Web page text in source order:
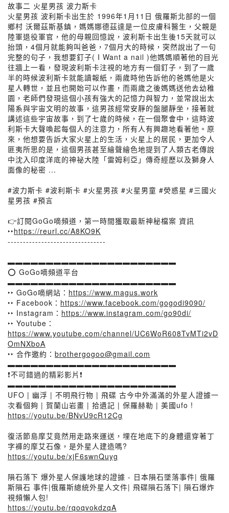
故事二 火星男孩 波力斯卡
火星男孩 波利斯卡出生於 1996年1月11日 俄羅斯北部的一個
鄉村 沃爾茲斯基鎮，媽媽娜德茲達是一位皮膚科醫生，父親是
陸軍退役軍官，他的母親回憶說，波利斯卡出生後15天就可以
抬頭，4個月就能夠叫爸爸，7個月大的時候，突然說出了一句
完整的句子，我想要釘子( I Want a nail )他媽媽順著他的目光
往牆上一看，發現波利斯卡注視的地方有一個釘子，到了一歲
半的時候波利斯卡就能讀報紙，兩歲時他告訴他的爸媽他是火
星人轉世，並且也開始可以作畫，而兩歲之後媽媽送他去幼稚
園，老師們發現這個小孩有強大的記憶力與智力，並常說出太
陽系與宇宙文明的故事，這男孩經常安靜的盤腿靜坐，接著就
講述這些宇宙故事，到了七歲的時候，在一個聚會中，這時波
利斯卡大聲喚起每個人的注意力，所有人有興趣地看著他。原
來，他想要告訴大家火星上的生活，火星上的居民，更加令人
匪夷所思的是，這個男孩甚至繪聲繪色地提到了人類古老傳說
中沈入印度洋底的神祕大陸「雷姆利亞」傳奇經歷以及獅身人
面像的秘密 ...
#波力斯卡 #波利斯卡 #火星男孩 #火星男童 #熒惑星 #三國火
星男孩 #預言
👉訂閱GoGo嘀頻道，第一時間獲取最新神秘檔案 資訊
‣‣https://reurl.cc/A8KO9K
--------------------------------
▬▬▬▬▬▬▬▬▬▬▬▬▬▬▬▬▬▬▬▬▬▬
⭕️ GoGo嘀頻道平台
▬▬▬▬▬▬▬▬▬▬▬▬▬▬▬▬▬▬▬▬▬▬
‣‣ GoGo嘀網站： https://www.magus.work
‣‣ Facebook： https://www.facebook.com/gogodi9090/
‣‣ Instagram： https://www.instagram.com/go90di/
‣‣ Youtube：
https://www.youtube.com/channel/UC6WoR608TvMTi2vD
OmNXboA
‣‣ 合作邀約： brothergogoo@gmail.com
▬▬▬▬▬▬▬▬▬▬▬▬▬▬▬▬▬▬▬▬▬▬
❗️不可錯過的精彩影片❗️
▬▬▬▬▬▬▬▬▬▬▬▬▬▬▬▬▬▬▬▬▬▬
UFO | 幽浮 | 不明飛行物 | 飛碟 古今中外滿滿的外星人證據一
次看個夠 | 賀蘭山岩畫 | 拾遺記 | 保羅赫勒 | 美國ufo !
https://youtu.be/BNvU9cR12Cg
復活節島摩艾竟然用走路來運送，埋在地底下的身體還穿著丁
字褲的摩艾石像，是外星人建造嗎?
https://youtu.be/xjF6swnQuyg
隕石落下 爆外星人保護地球的證據 - 日本隕石墜落事件| 俄羅
斯隕石 事件|俄羅斯總統外星人文件| 飛碟隕石落下| 隕石爆炸
視頻懶人包!
https://youtu.be/rqoqvokdzqA